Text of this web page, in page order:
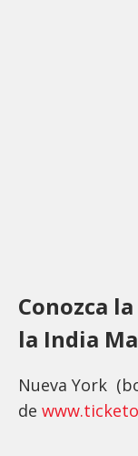
Conozca
la India
Nueva York
de